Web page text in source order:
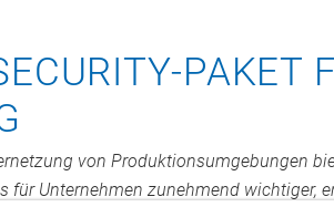
PAKET
von Produktionsumgebungen
Unternehmen zunehmend wichtiger,